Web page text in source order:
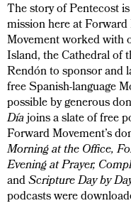
The story of Pentecost
mission here at
Movement worked with
Island, the Cathedral of
Rendón to sponsor and
free Spanish-language
possible by generous
Díajoins a slate of free
Forward Movement’s
Morning at the Office,
Evening at Prayer,
andScripture Day by
podcasts were